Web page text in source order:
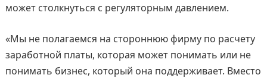
может столкнуться с регуляторным давлением.
«Мы не полагаемся на стороннюю фирму по расчету
заработной платы, которая может понимать или не
понимать бизнес, который она поддерживает. Вместо